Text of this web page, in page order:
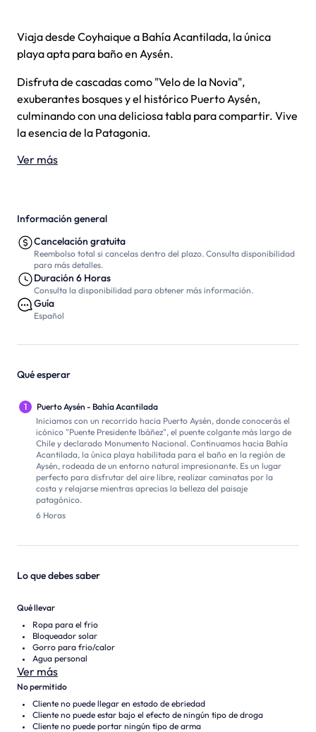
Viaja desde Coyhaique a Bahía Acantilada, la única
playa apta para baño en Aysén.
Disfruta de cascadas como "Velo de la Novia",
exuberantes bosques y el histórico Puerto Aysén,
culminando con una deliciosa tabla para compartir. Vive
la esencia de la Patagonia.
Ver más
Información general
Cancelación gratuita
Reembolso total si cancelas dentro del plazo. Consulta disponibilidad
para más detalles.
Duración 6 Horas
Consulta la disponibilidad para obtener más información.
Guía
Español
Qué esperar
1
Puerto Aysén - Bahía Acantilada
Iniciamos con un recorrido hacia Puerto Aysén, donde conocerás el
icónico "Puente Presidente Ibáñez", el puente colgante más largo de
Chile y declarado Monumento Nacional. Continuamos hacia Bahía
Acantilada, la única playa habilitada para el baño en la región de
Aysén, rodeada de un entorno natural impresionante. Es un lugar
perfecto para disfrutar del aire libre, realizar caminatas por la
costa y relajarse mientras aprecias la belleza del paisaje
patagónico.
6 Horas
Lo que debes saber
Qué llevar
Ropa para el frio
Bloqueador solar
Gorro para frio/calor
Agua personal
Ver más
No permitido
Cliente no puede llegar en estado de ebriedad
Cliente no puede estar bajo el efecto de ningún tipo de droga
Cliente no puede portar ningún tipo de arma